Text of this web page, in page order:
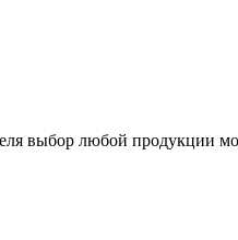
выбор любой продукции